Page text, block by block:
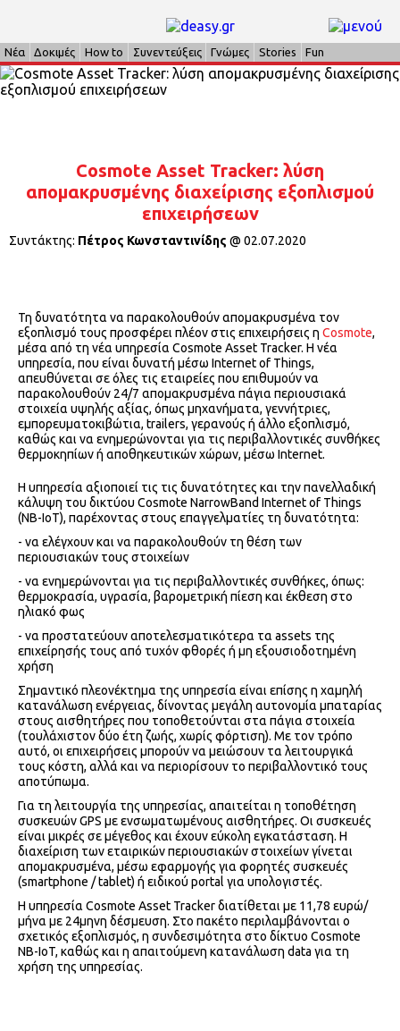
Νέα Δοκιμές How to Συνεντεύξεις Γνώμες Stories Fun
Cosmote Asset Tracker: λύση
απομακρυσμένης διαχείρισης εξοπλισμού
επιχειρήσεων
Συντάκτης: Πέτρος Κωνσταντινίδης @ 02.07.2020
Τη δυνατότητα να παρακολουθούν απομακρυσμένα τον
εξοπλισμό τους προσφέρει πλέον στις επιχειρήσεις η Cosmote,
μέσα από τη νέα υπηρεσία Cosmote Asset Tracker. H νέα
υπηρεσία, που είναι δυνατή μέσω Internet of Things,
απευθύνεται σε όλες τις εταιρείες που επιθυμούν να
παρακολουθούν 24/7 απομακρυσμένα πάγια περιουσιακά
στοιχεία υψηλής αξίας, όπως μηχανήματα, γεννήτριες,
εμπορευματοκιβώτια, trailers, γερανούς ή άλλο εξοπλισμό,
καθώς και να ενημερώνονται για τις περιβαλλοντικές συνθήκες
θερμοκηπίων ή αποθηκευτικών χώρων, μέσω Internet.
Η υπηρεσία αξιοποιεί τις τις δυνατότητες και την πανελλαδική
κάλυψη του δικτύου Cosmote NarrowBand Internet of Things
(NB-IoT), παρέχοντας στους επαγγελματίες τη δυνατότητα:
- να ελέγχουν και να παρακολουθούν τη θέση των
περιουσιακών τους στοιχείων
- να ενημερώνονται για τις περιβαλλοντικές συνθήκες, όπως:
θερμοκρασία, υγρασία, βαρομετρική πίεση και έκθεση στο
ηλιακό φως
- να προστατεύουν αποτελεσματικότερα τα assets της
επιχείρησής τους από τυχόν φθορές ή μη εξουσιοδοτημένη
χρήση
Σημαντικό πλεονέκτημα της υπηρεσία είναι επίσης η χαμηλή
κατανάλωση ενέργειας, δίνοντας μεγάλη αυτονομία μπαταρίας
στους αισθητήρες που τοποθετούνται στα πάγια στοιχεία
(τουλάχιστον δύο έτη ζωής, χωρίς φόρτιση). Με τον τρόπο
αυτό, οι επιχειρήσεις μπορούν να μειώσουν τα λειτουργικά
τους κόστη, αλλά και να περιορίσουν το περιβαλλοντικό τους
αποτύπωμα.
Για τη λειτουργία της υπηρεσίας, απαιτείται η τοποθέτηση
συσκευών GPS με ενσωματωμένους αισθητήρες. Οι συσκευές
είναι μικρές σε μέγεθος και έχουν εύκολη εγκατάσταση. Η
διαχείριση των εταιρικών περιουσιακών στοιχείων γίνεται
απομακρυσμένα, μέσω εφαρμογής για φορητές συσκευές
(smartphone / tablet) ή ειδικού portal για υπολογιστές.
Η υπηρεσία Cosmote Asset Tracker διατίθεται με 11,78 ευρώ/
μήνα με 24μηνη δέσμευση. Στο πακέτο περιλαμβάνονται ο
σχετικός εξοπλισμός, η συνδεσιμότητα στο δίκτυο Cosmote
NB-IoT, καθώς και η απαιτούμενη κατανάλωση data για τη
χρήση της υπηρεσίας.